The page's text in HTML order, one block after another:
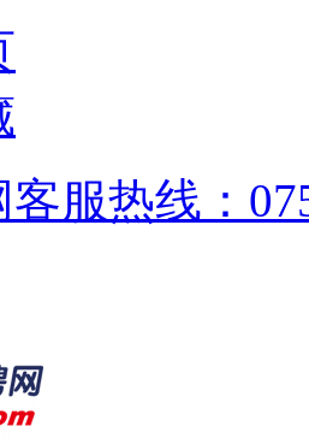
服热线：